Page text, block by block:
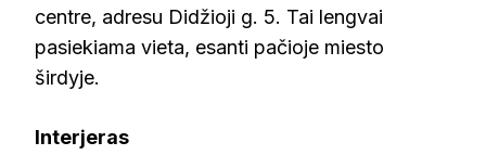
centre, adresu Didžioji g. 5. Tai lengvai
pasiekiama vieta, esanti pačioje miesto
širdyje.
Interjeras